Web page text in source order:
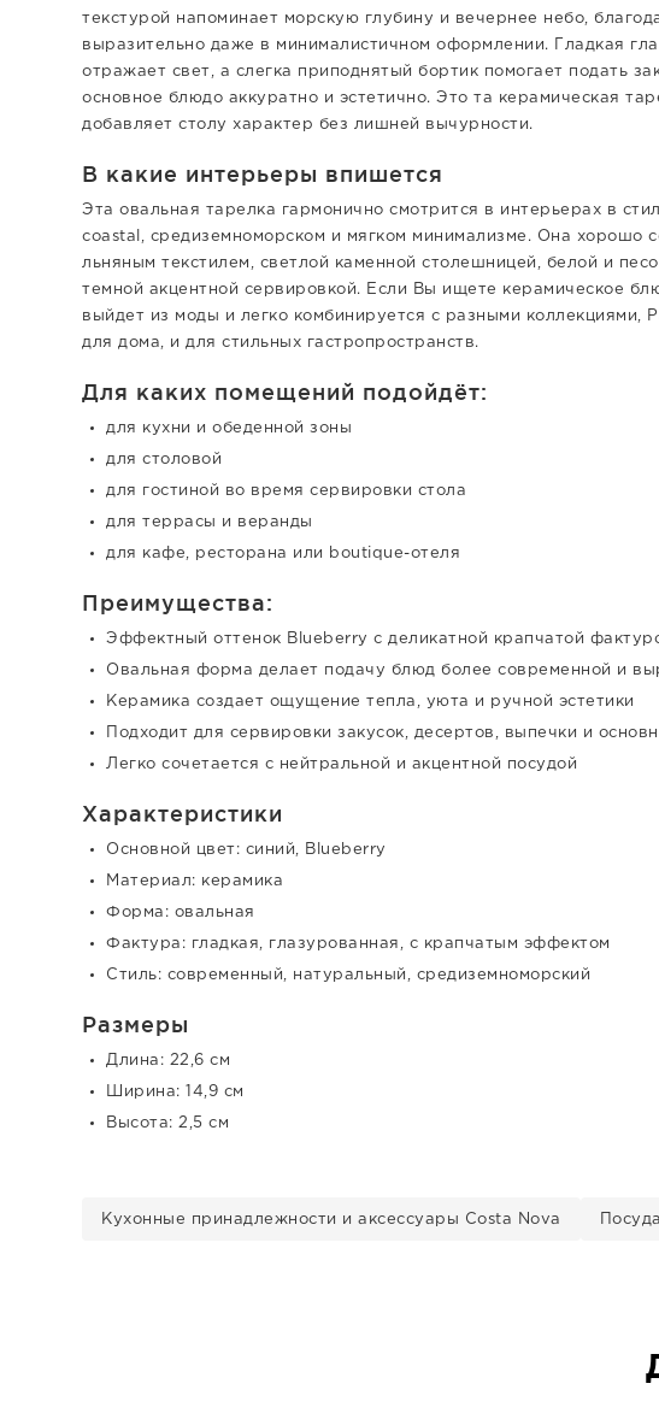
текстурой напоминает морскую глубину и вечернее небо,
выразительно даже в минималистичном оформлении. Гладкая
отражает свет, а слегка приподнятый бортик помогает подать
основное блюдо аккуратно и эстетично. Это та керамическая
добавляет столу характер без лишней вычурности.
В какие интерьеры впишется
Эта овальная тарелка гармонично смотрится в интерьерах в
coastal, средиземноморском и мягком минимализме. Она хорошо
льняным текстилем, светлой каменной столешницей, белой и
темной акцентной сервировкой. Если Вы ищете керамическое
выйдет из моды и легко комбинируется с разными коллекциями,
для дома, и для стильных гастропространств.
Для каких помещений подойдёт:
для кухни и обеденной зоны
для столовой
для гостиной во время сервировки стола
для террасы и веранды
для кафе, ресторана или boutique-отеля
Преимущества:
Эффектный оттенок Blueberry с деликатной крапчатой
Овальная форма делает подачу блюд более современной и
Керамика создает ощущение тепла, уюта и ручной эстетики
Подходит для сервировки закусок, десертов, выпечки и
Легко сочетается с нейтральной и акцентной посудой
Характеристики
Основной цвет: синий, Blueberry
Материал: керамика
Форма: овальная
Фактура: гладкая, глазурованная, с крапчатым эффектом
Стиль: современный, натуральный, средиземноморский
Размеры
Длина: 22,6 см
Ширина: 14,9 см
Высота: 2,5 см
Кухонные принадлежности и аксессуары Costa Nova